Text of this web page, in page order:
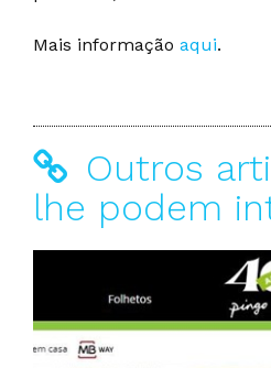
Mais informação aqui.
Outros
lhe podem